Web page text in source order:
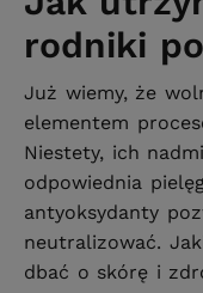
rodniki
Już wiemy, że
elementem
Niestety, ich
odpowiednia
antyoksydanty
neutralizować.
dbać o skórę i